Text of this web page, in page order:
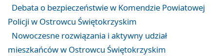
Debata o bezpieczeństwie w Komendzie Powiatowej
Policji w Ostrowcu Świętokrzyskim
Nowoczesne rozwiązania i aktywny udział
mieszkańców w Ostrowcu Świętokrzyskim